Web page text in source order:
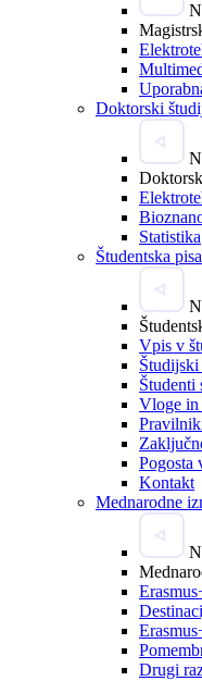
Doktorski
Statistika
Študentska
Vpis v
Študenti
Vloge in
Pogosta
Kontakt
Mednarodne
Drugi